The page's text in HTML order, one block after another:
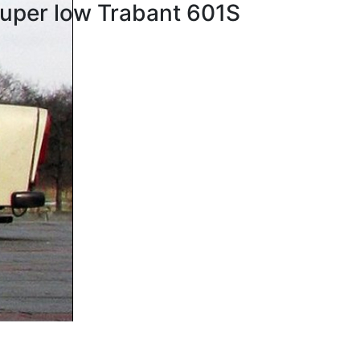
low Trabant 601S